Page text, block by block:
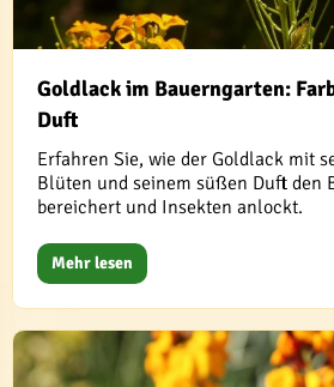
Goldlack im Bauerngarten:
Duft
Erfahren Sie, wie der Goldlack mit
Blüten und seinem süßen Duft den
bereichert und Insekten anlockt.
Mehr lesen